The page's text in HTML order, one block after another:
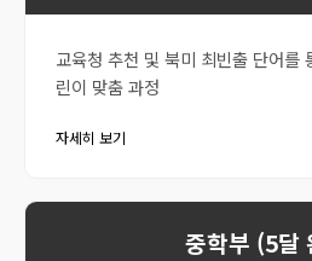
교육청 추천 및 북미 최빈출 단어를
린이 맞춤 과정
자세히 보기
중학부 (5달